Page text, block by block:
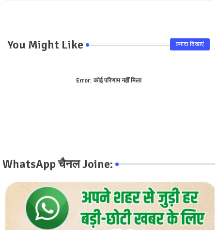
You Might Like ज़्यादा दिखाएं
Error:कोई परिणाम नहीं मिला
WhatsApp चैनल Joine: